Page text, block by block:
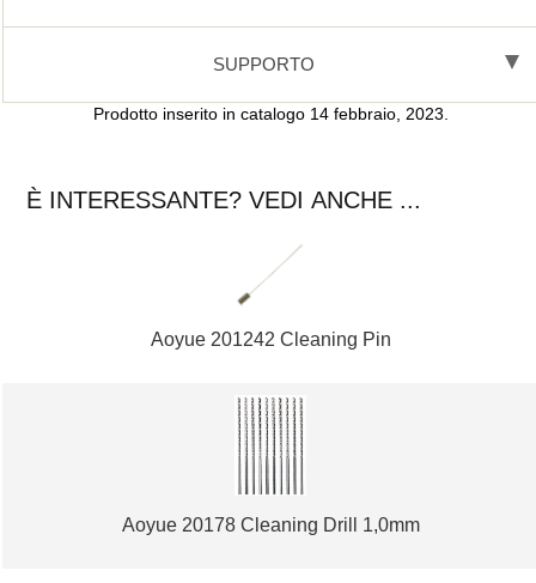
SUPPORTO
Prodotto inserito in catalogo 14 febbraio, 2023.
È INTERESSANTE? VEDI ANCHE ...
Aoyue 201242 Cleaning Pin
Aoyue 20178 Cleaning Drill 1,0mm